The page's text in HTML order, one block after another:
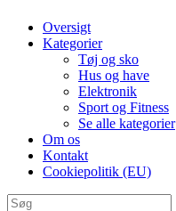
Oversigt
Kategorier
Tøj og sko
Hus og have
Elektronik
Sport og Fitness
Se alle kategorier
Om os
Kontakt
Cookiepolitik (EU)